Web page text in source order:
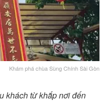
Khám phá chùa Sùng Chính Sài Gòn
khách từ khắp nơi đến